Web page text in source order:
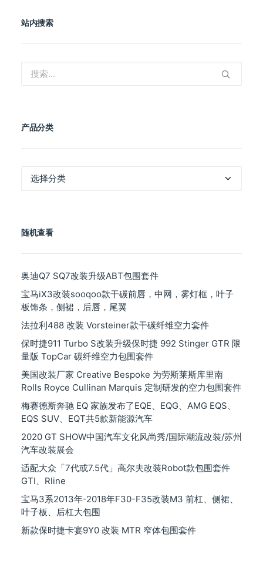
站内搜索
产品分类
随机查看
奥迪Q7 SQ7改装升级ABT包围套件
宝马iX3改装sooqoo款干碳前唇，中网，雾灯框，叶子
板饰条，侧裙，后唇，尾翼
法拉利488 改装 Vorsteiner款干碳纤维空力套件
保时捷911 Turbo S改装升级保时捷 992 Stinger GTR 限
量版 TopCar 碳纤维空力包围套件
美国改装厂家 Creative Bespoke 为劳斯莱斯库里南
Rolls Royce Cullinan Marquis 定制研发的空力包围套件
梅赛德斯奔驰 EQ 家族发布了EQE、EQG、AMG EQS、
EQS SUV、EQT共5款新能源汽车
2020 GT SHOW中国汽车文化风尚秀/国际潮流改装/苏州
汽车改装展会
适配大众「7代或7.5代」高尔夫改装Robot款包围套件
GTI、Rline
宝马3系2013年-2018年F30-F35改装M3 前杠、侧裙、
叶子板、后杠大包围
新款保时捷卡宴9Y0 改装 MTR 窄体包围套件